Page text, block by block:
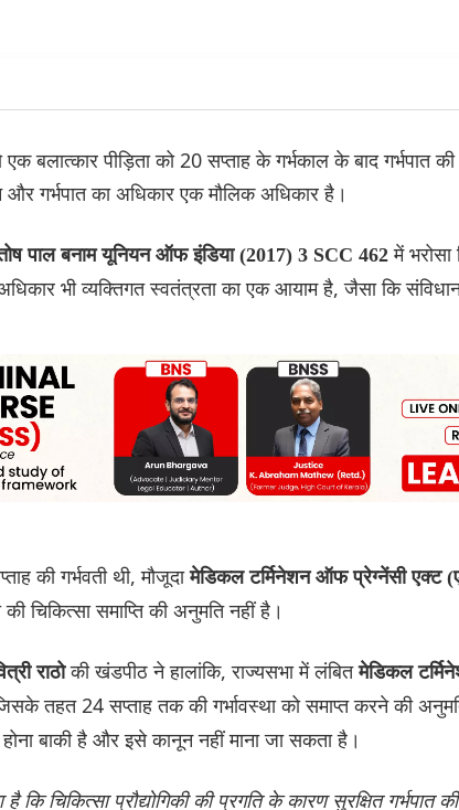
एक बलात्कार पीड़िता को 20 सप्ताह के गर्भकाल के बाद गर्भपात
गर्भपात का अधिकार एक मौलिक अधिकार है।
पाल बनाम यून‌ियन ऑफ इंडिया (2017) 3 SCC 462में
भी व्यक्तिगत स्वतंत्रता का एक आयाम है, जैसा कि
की गर्भवती थी, मौजूदामेडिकल टर्मिनेशन ऑफ प्रेग्नेंसी एक्ट
चिकित्सा समाप्ति की अनुमति नहीं है।
राठोकी खंडपीठ ने हालांकि, राज्यसभा में लंबितमेडिकल
तहत 24 सप्ताह तक की गर्भावस्था को समाप्त करने की
बाकी है और इसे कानून नहीं माना जा सकता है।
है कि चिकित्सा प्रौद्योगिकी की प्रगति के कारण सुरक्षित गर्भपात